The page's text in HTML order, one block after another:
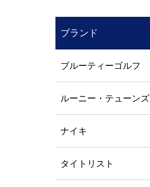
ブランド
ブルーティーゴルフ
ルーニー・テューンズ
ナイキ
タイトリスト